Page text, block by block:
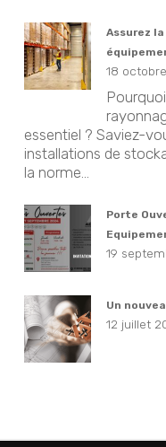
Assurez
18
essentiel ? Saviez-
installations de
la norme...
Porte
19
Un
12 juillet